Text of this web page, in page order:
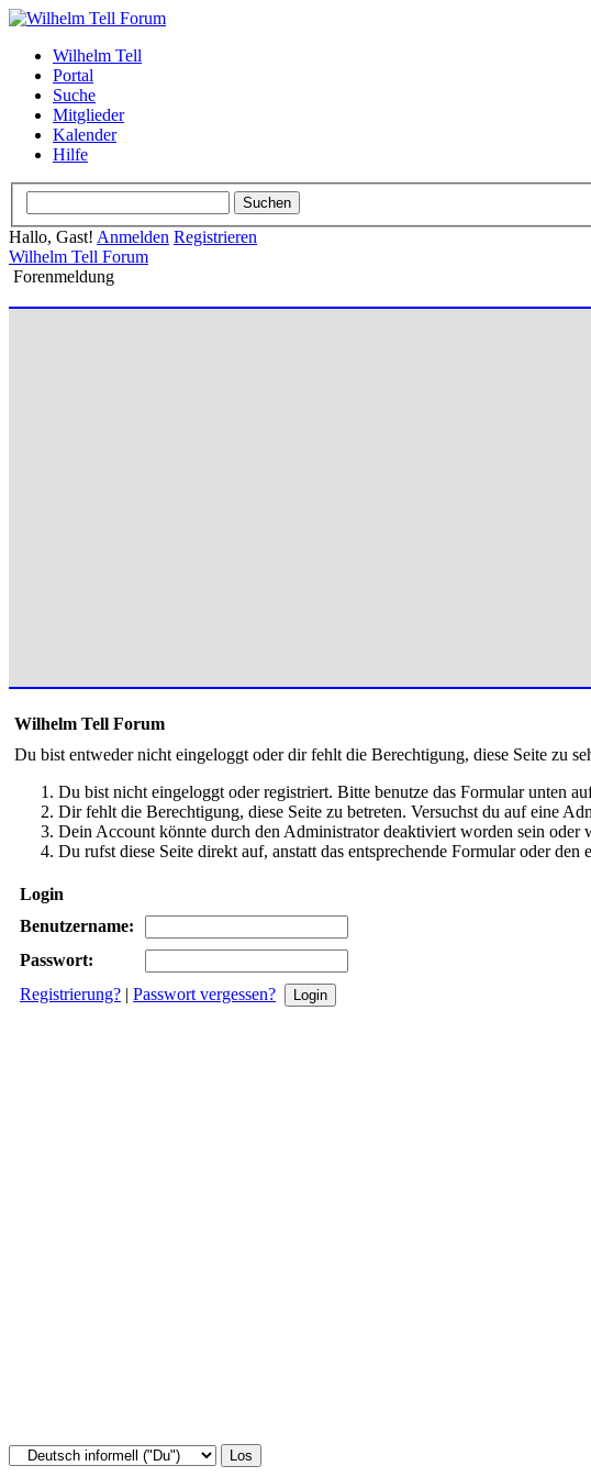
Wilhelm Tell
Portal
Suche
Mitglieder
Kalender
Hilfe
Hallo, Gast! Anmelden Registrieren
Wilhelm Tell Forum
Forenmeldung
Wilhelm Tell Forum
Du bist entweder nicht eingeloggt oder dir fehlt die Berechtigung, diese Seite zu
Du bist nicht eingeloggt oder registriert. Bitte benutze das Formular unten
Dir fehlt die Berechtigung, diese Seite zu betreten. Versuchst du auf eine
Dein Account könnte durch den Administrator deaktiviert worden sein oder
Du rufst diese Seite direkt auf, anstatt das entsprechende Formular oder den
Login
Benutzername:
Passwort:
Registrierung? | Passwort vergessen?